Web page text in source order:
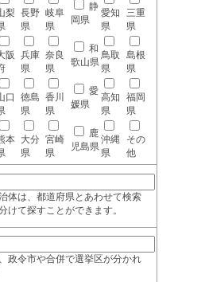
梨 長野
県
岐阜
県
静
岡県
愛知
県
三重
県
阪
兵庫
県
奈良
県
和
歌山県
鳥取
県
島根
県
口
徳島
県
香川
県
愛
媛県
高知
県
福岡
県
本 大分
県
宮崎
県
鹿
児島県
沖縄
県
その
他
体は、都道府県とあわせて検索
けて探すことができます。
政令市や合併で選挙区が分かれ